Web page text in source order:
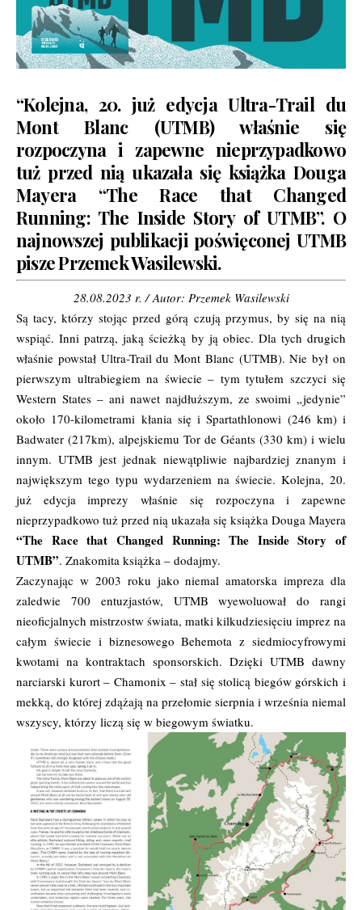
“Kolejna, 20. już edycja Ultra-Trail du
Mont Blanc (UTMB) właśnie się
rozpoczyna i zapewne nieprzypadkowo
tuż przed nią ukazała się książka Douga
Mayera “The Race that Changed
Running: The Inside Story of UTMB”. O
najnowszej publikacji poświęconej UTMB
pisze Przemek Wasilewski.
28.08.2023 r. /Autor: Przemek Wasilewski
Są tacy, którzy stojąc przed górą czują przymus, by się na nią
wspiąć. Inni patrzą, jaką ścieżką by ją obiec. Dla tych drugich
właśnie powstał Ultra-Trail du Mont Blanc (UTMB). Nie był on
pierwszym ultrabiegiem na świecie – tym tytułem szczyci się
Western States – ani nawet najdłuższym, ze swoimi „jedynie”
około 170-kilometrami kłania się i Spartathlonowi (246 km) i
Badwater (217km), alpejskiemu Tor de Géants (330 km) i wielu
innym. UTMB jest jednak niewątpliwie najbardziej znanym i
największym tego typu wydarzeniem na świecie. Kolejna, 20.
już edycja imprezy właśnie się rozpoczyna i zapewne
nieprzypadkowo tuż przed nią ukazała się książka Douga Mayera
“The Race that Changed Running: The Inside Story of
UTMB”. Znakomita książka – dodajmy.
Zaczynając w 2003 roku jako niemal amatorska impreza dla
zaledwie 700 entuzjastów, UTMB wyewoluował do rangi
nieoficjalnych mistrzostw świata, matki kilkudziesięciu imprez na
całym świecie i biznesowego Behemota z siedmiocyfrowymi
kwotami na kontraktach sponsorskich. Dzięki UTMB dawny
narciarski kurort – Chamonix – stał się stolicą biegów górskich i
mekką, do której zdążają na przełomie sierpnia i września niemal
wszyscy, którzy liczą się w biegowym światku.